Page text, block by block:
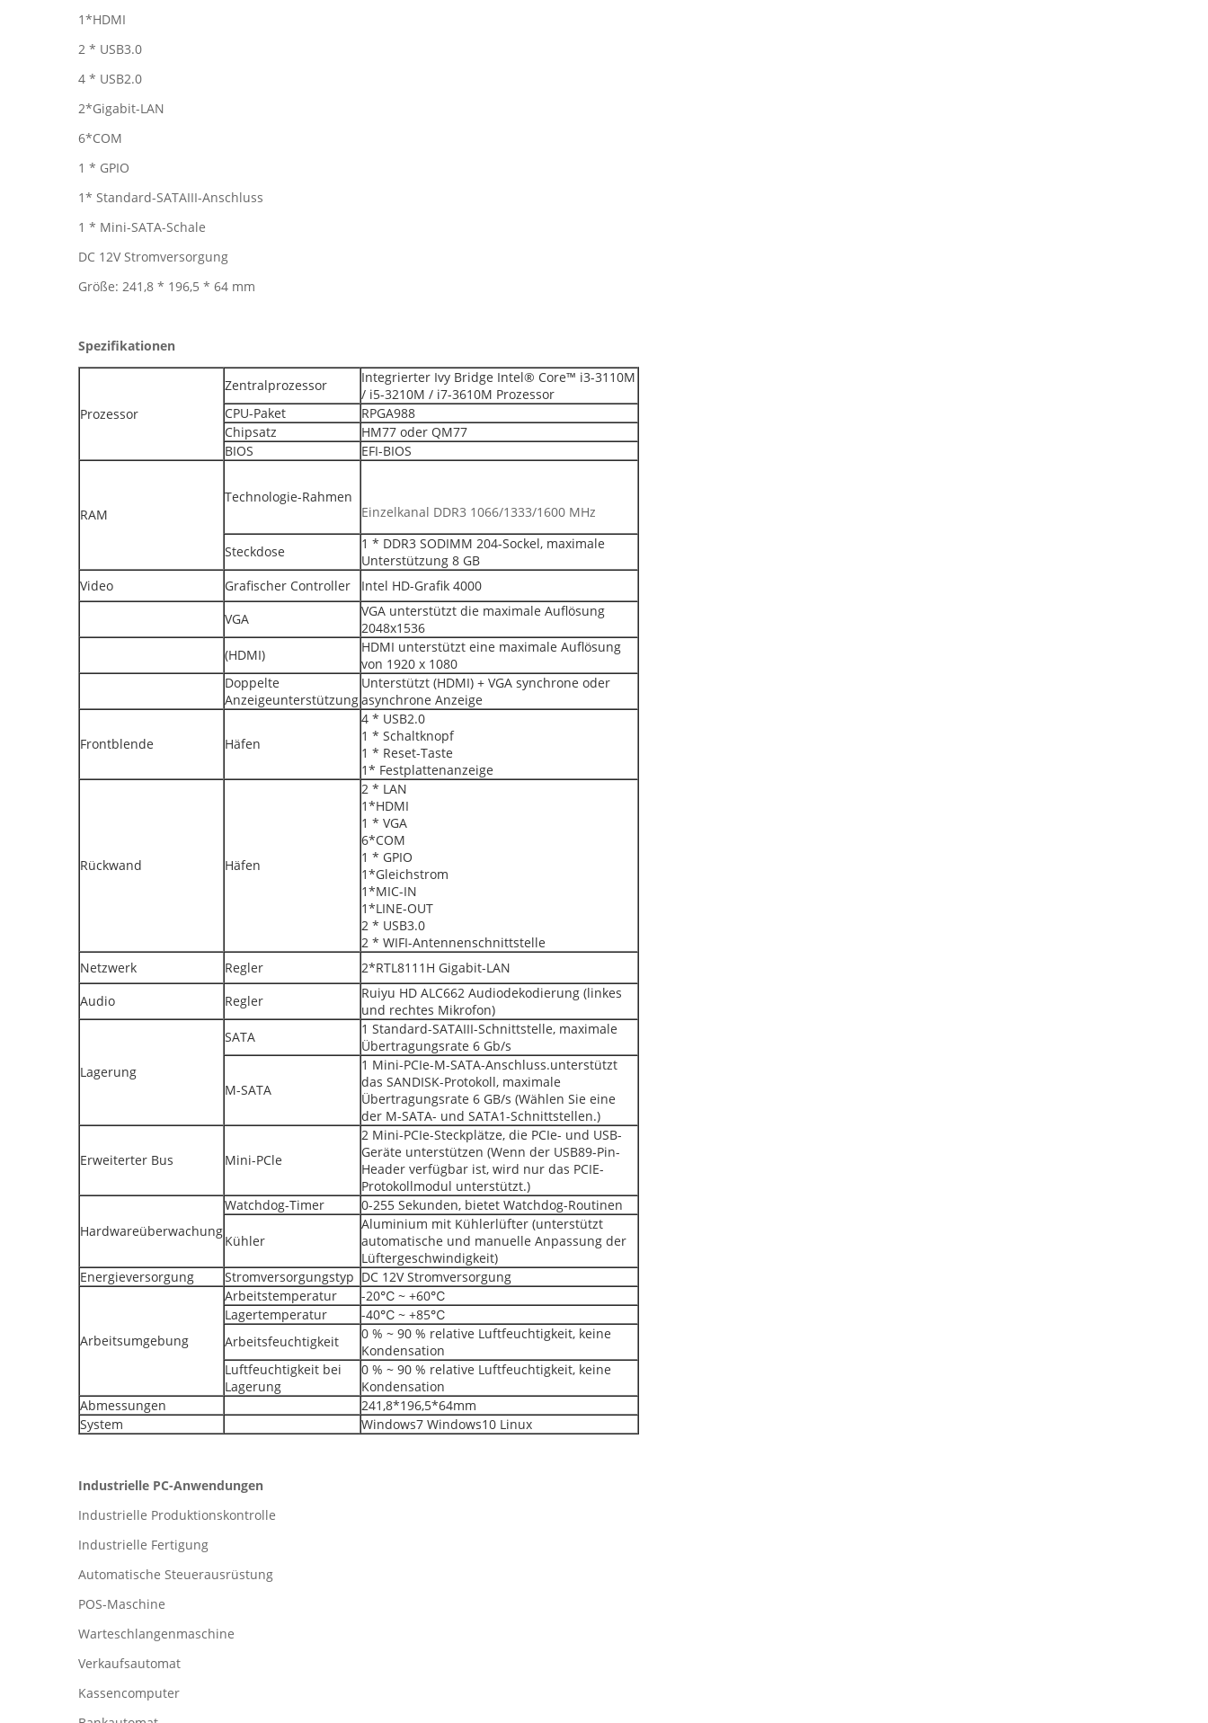
1*HDMI
2 * USB3.0
4 * USB2.0
2*Gigabit-LAN
6*COM
1 * GPIO
1* Standard-SATAIII-Anschluss
1 * Mini-SATA-Schale
DC 12V Stromversorgung
Größe: 241,8 * 196,5 * 64 mm
Spezifikationen
Prozessor
Zentralprozessor
Integrierter Ivy Bridge Intel® Core™ i3-3110M
/ i5-3210M / i7-3610M Prozessor
CPU-Paket
RPGA988
Chipsatz
HM77 oder QM77
BIOS
EFI-BIOS
RAM
Technologie-Rahmen
Einzelkanal DDR3 1066/1333/1600 MHz
Steckdose
1 * DDR3 SODIMM 204-Sockel, maximale
Unterstützung 8 GB
Video
Grafischer Controller
Intel HD-Grafik 4000
VGA
VGA unterstützt die maximale Auflösung
2048x1536
(HDMI)
HDMI unterstützt eine maximale Auflösung
von 1920 x 1080
Doppelte
Anzeigeunterstützung
Unterstützt (HDMI) + VGA synchrone oder
asynchrone Anzeige
Frontblende Häfen
4 * USB2.0
1 * Schaltknopf
1 * Reset-Taste
1* Festplattenanzeige
Rückwand Häfen
2 * LAN
1*HDMI
1 * VGA
6*COM
1 * GPIO
1*Gleichstrom
1*MIC-IN
1*LINE-OUT
2 * USB3.0
2 * WIFI-Antennenschnittstelle
Netzwerk
Regler
2*RTL8111H Gigabit-LAN
Audio
Regler
Ruiyu HD ALC662 Audiodekodierung (linkes
und rechtes Mikrofon)
Lagerung
SATA
1 Standard-SATAIII-Schnittstelle, maximale
Übertragungsrate 6 Gb/s
M-SATA
1 Mini-PCIe-M-SATA-Anschluss.unterstützt
das SANDISK-Protokoll, maximale
Übertragungsrate 6 GB/s (Wählen Sie eine
der M-SATA- und SATA1-Schnittstellen.)
Erweiterter Bus Mini-PCle
2 Mini-PCIe-Steckplätze, die PCIe- und USB-
Geräte unterstützen (Wenn der USB89-Pin-
Header verfügbar ist, wird nur das PCIE-
Protokollmodul unterstützt.)
Hardwareüberwachung
Watchdog-Timer 0-255 Sekunden, bietet Watchdog-Routinen
Kühler
Aluminium mit Kühlerlüfter (unterstützt
automatische und manuelle Anpassung der
Lüftergeschwindigkeit)
Energieversorgung
Stromversorgungstyp DC 12V Stromversorgung
Arbeitsumgebung
Arbeitstemperatur
-20℃ ~ +60℃
Lagertemperatur
-40℃ ~ +85℃
Arbeitsfeuchtigkeit
0 % ~ 90 % relative Luftfeuchtigkeit, keine
Kondensation
Luftfeuchtigkeit bei
Lagerung
0 % ~ 90 % relative Luftfeuchtigkeit, keine
Kondensation
Abmessungen
241,8*196,5*64mm
System
Windows7 Windows10 Linux
Industrielle PC-Anwendungen
Industrielle Produktionskontrolle
Industrielle Fertigung
Automatische Steuerausrüstung
POS-Maschine
Warteschlangenmaschine
Verkaufsautomat
Kassencomputer